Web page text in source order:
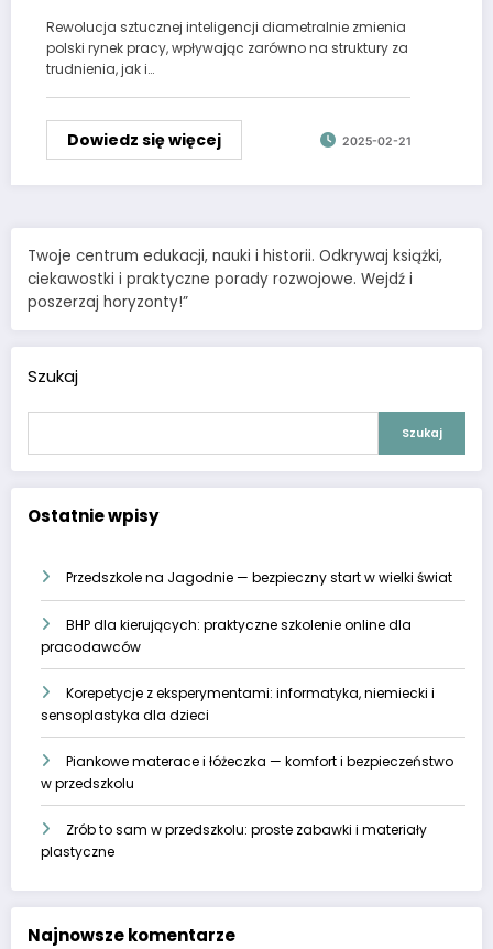
Rewolucja sztucznej inteligencji diametralnie zmienia
polski rynek pracy, wpływając zarówno na struktury za
trudnienia, jak i…
Dowiedz się więcej 2025-02-21
Twoje centrum edukacji, nauki i historii. Odkrywaj książki,
ciekawostki i praktyczne porady rozwojowe. Wejdź i
poszerzaj horyzonty!”
Szukaj
Szukaj
Ostatnie wpisy
Przedszkole na Jagodnie — bezpieczny start w wielki świat
BHP dla kierujących: praktyczne szkolenie online dla
pracodawców
Korepetycje z eksperymentami: informatyka, niemiecki i
sensoplastyka dla dzieci
Piankowe materace i łóżeczka — komfort i bezpieczeństwo
w przedszkolu
Zrób to sam w przedszkolu: proste zabawki i materiały
plastyczne
Najnowsze komentarze